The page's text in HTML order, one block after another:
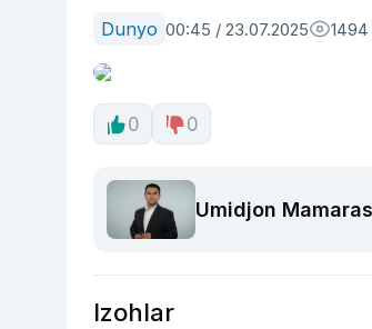
Dunyo 00:45 / 23.07.2025 1494
0 0
Umidjon
Izohlar